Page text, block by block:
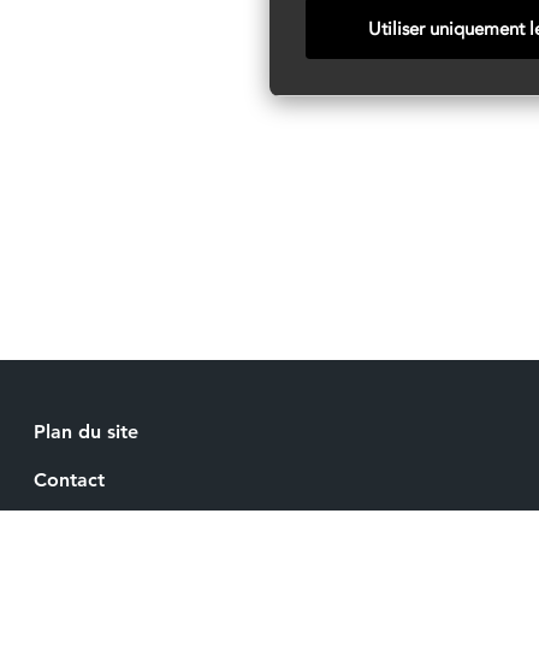
Utiliser uniquement
Plan du site
Contact